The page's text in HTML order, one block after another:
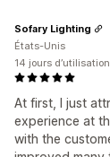
At first, I just
experience at
with the
Sofary Lighting
États-Unis
14 jours